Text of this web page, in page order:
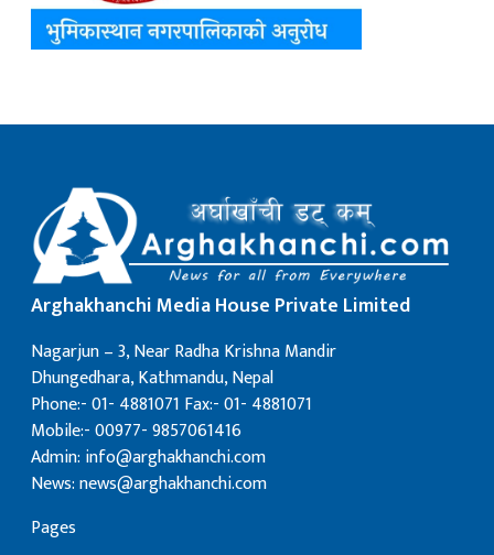
Arghakhanchi Media House Private Limited
Nagarjun – 3, Near Radha Krishna Mandir
Dhungedhara, Kathmandu, Nepal
Phone:- 01- 4881071 Fax:- 01- 4881071
Mobile:- 00977- 9857061416
Admin: info@arghakhanchi.com
News: news@arghakhanchi.com
Pages